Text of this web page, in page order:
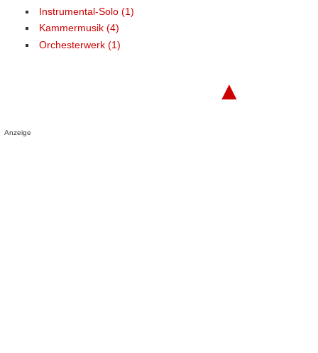
Instrumental-Solo (1)
Kammermusik (4)
Orchesterwerk (1)
▲
Anzeige